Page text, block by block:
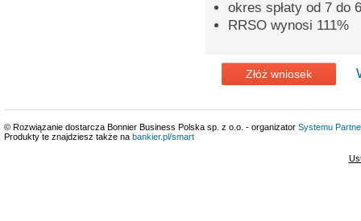
okres spłaty od 7 do
RRSO wynosi 111%
Złóż wniosek
© Rozwiązanie dostarcza Bonnier Business Polska sp. z o.o. - organizator Systemu
Produkty te znajdziesz także na bankier.pl/smart